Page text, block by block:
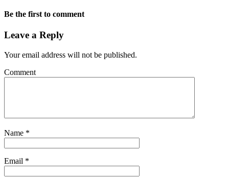
Be the first to comment
Leave a Reply
Your email address will not be published.
Comment
Name *
Email *